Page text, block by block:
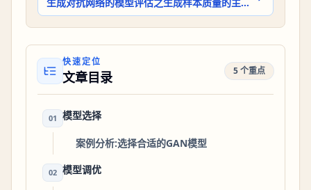
快速定位
文章目录 5 个重点
01 模型选择
案例分析:选择合适的GAN模型
02 模型调优